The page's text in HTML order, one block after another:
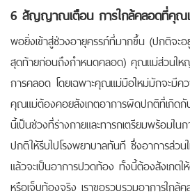
6 สัญญาณเตือน การใกล้คลอดที่คุณ
พอยิ่งเข้าสู่ช่วงอายุครรภ์ที่มากขึ้น (ปกติจ
สุดท้ายก่อนถึงกำหนดคลอด) คุณแม่ส่วนให
การคลอด โดยเฉพาะคุณแม่มือใหม่มักจะมีค
คุณแม่ต้องคอยสังเกตอาการผิดปกติที่เกิดกั
นี้เป็นช่วงที่ร่างกายและทารกเตรียมพร้อมใ
ปกติให้รีบไปโรงพยาบาลทันที ซึ่งอาการส่ว
แล้วจะเป็นอาการปวดท้อง ทั้งนี้ต้องสังเกตใ
หรือเจ็บท้องจริง เราขอรวบรวมอาการใ